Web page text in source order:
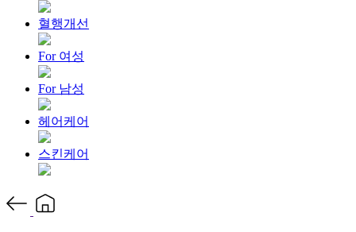
혈행개선
For 여성
For 남성
헤어케어
스킨케어